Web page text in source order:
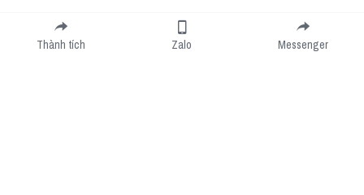
Submit
Thành tích Zalo Messenger